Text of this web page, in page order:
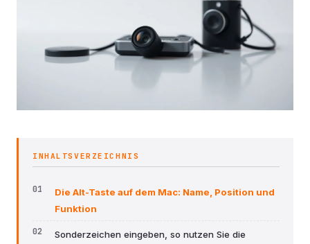
INHALTSVERZEICHNIS
Die Alt-Taste auf dem Mac: Name, Position und
Funktion
Sonderzeichen eingeben, so nutzen Sie die